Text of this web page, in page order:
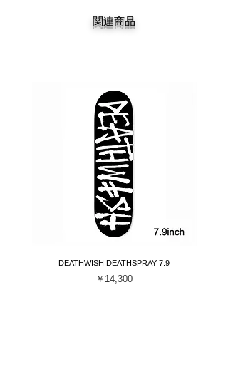
関連商品
DEATHWISH DEATHSPRAY 7.9
価格
￥14,300